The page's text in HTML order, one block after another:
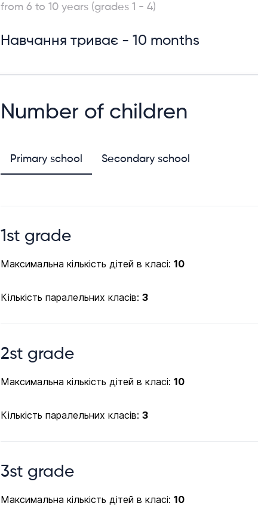
from 6 to 10 years (grades 1 - 4)
Навчання триває - 10 months
Number of children
Primary school Secondary school
1st grade
Максимальна кількість дітей в класі: 10
Кількість паралельних класів: 3
2st grade
Максимальна кількість дітей в класі: 10
Кількість паралельних класів: 3
3st grade
Максимальна кількість дітей в класі: 10